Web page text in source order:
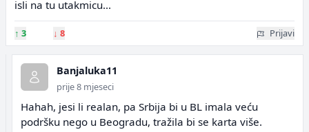
isli na tu utakmicu...
↑ 3 ↓ 8 Prijavi
Banjaluka11
prije 8 mjeseci
Hahah, jesi li realan, pa Srbija bi u BL imala veću
podršku nego u Beogradu, tražila bi se karta više.